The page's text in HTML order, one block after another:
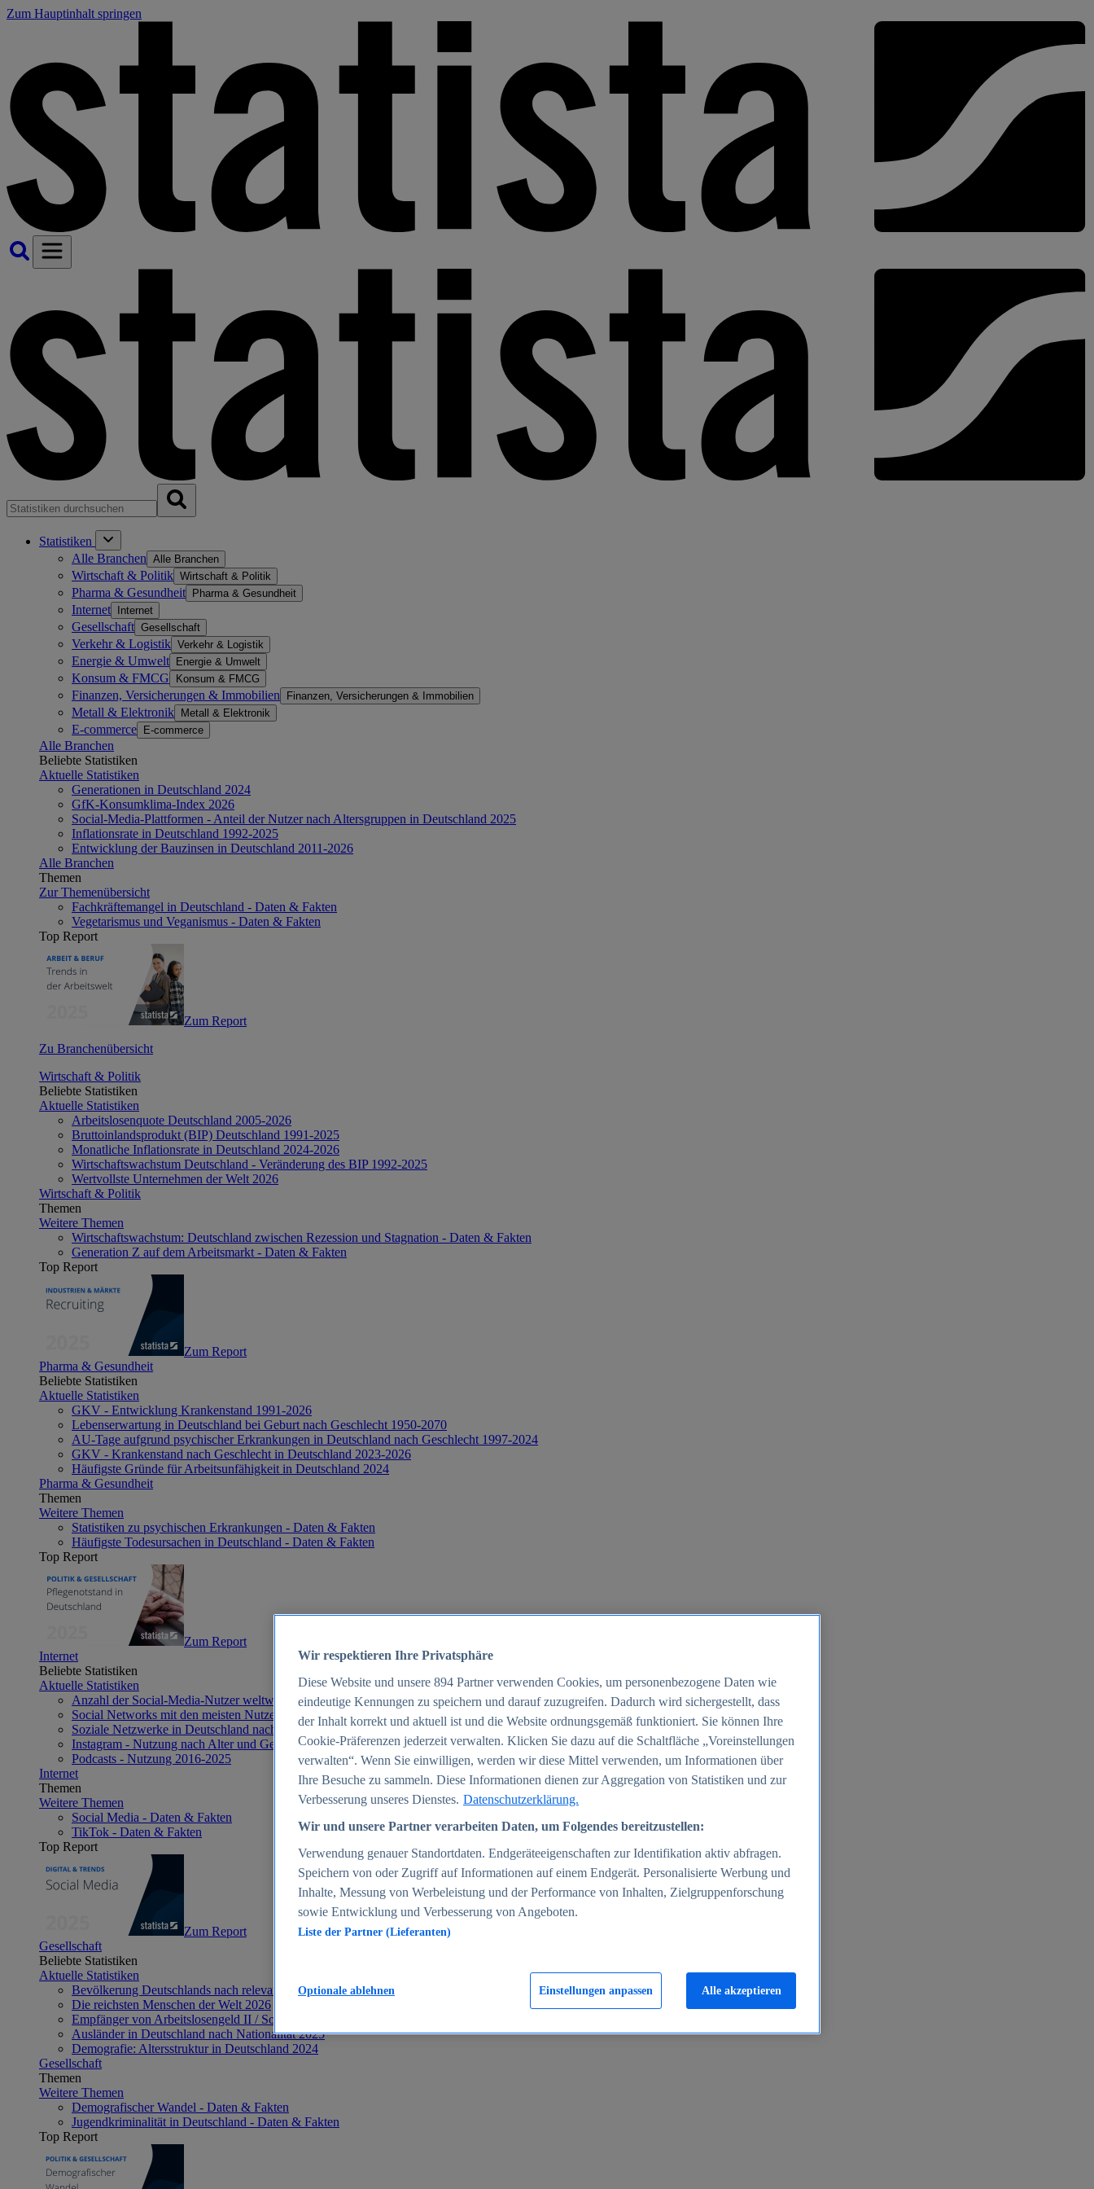
Zum Hauptinhalt springen
Statistiken
Alle Branchen Alle Branchen
Wirtschaft & Politik Wirtschaft & Politik
Pharma & Gesundheit Pharma & Gesundheit
Internet Internet
Gesellschaft Gesellschaft
Verkehr & Logistik Verkehr & Logistik
Energie & Umwelt Energie & Umwelt
Konsum & FMCG Konsum & FMCG
Finanzen, Versicherungen & Immobilien Finanzen, Versicherungen & Immobilien
Metall & Elektronik Metall & Elektronik
E-commerce E-commerce
Alle Branchen
Beliebte Statistiken
Aktuelle Statistiken
Generationen in Deutschland 2024
GfK-Konsumklima-Index 2026
Social-Media-Plattformen - Anteil der Nutzer nach Altersgruppen in Deutschland 2025
Inflationsrate in Deutschland 1992-2025
Entwicklung der Bauzinsen in Deutschland 2011-2026
Alle Branchen
Themen
Zur Themenübersicht
Fachkräftemangel in Deutschland - Daten & Fakten
Vegetarismus und Veganismus - Daten & Fakten
Top Report
Zum Report
Zu Branchenübersicht
Wirtschaft & Politik
Beliebte Statistiken
Aktuelle Statistiken
Arbeitslosenquote Deutschland 2005-2026
Bruttoinlandsprodukt (BIP) Deutschland 1991-2025
Monatliche Inflationsrate in Deutschland 2024-2026
Wirtschaftswachstum Deutschland - Veränderung des BIP 1992-2025
Wertvollste Unternehmen der Welt 2026
Wirtschaft & Politik
Themen
Weitere Themen
Wirtschaftswachstum: Deutschland zwischen Rezession und Stagnation - Daten & Fakten
Generation Z auf dem Arbeitsmarkt - Daten & Fakten
Top Report
Zum Report
Pharma & Gesundheit
Beliebte Statistiken
Aktuelle Statistiken
GKV - Entwicklung Krankenstand 1991-2026
Lebenserwartung in Deutschland bei Geburt nach Geschlecht 1950-2070
AU-Tage aufgrund psychischer Erkrankungen in Deutschland nach Geschlecht 1997-2024
GKV - Krankenstand nach Geschlecht in Deutschland 2023-2026
Häufigste Gründe für Arbeitsunfähigkeit in Deutschland 2024
Pharma & Gesundheit
Themen
Weitere Themen
Statistiken zu psychischen Erkrankungen - Daten & Fakten
Häufigste Todesursachen in Deutschland - Daten & Fakten
Top Report
Zum Report
Internet
Beliebte Statistiken
Aktuelle Statistiken
Anzahl der Social-Media-Nutzer weltweit 2012-2025
Social Networks mit den meisten Nutzern weltweit 2025
Soziale Netzwerke in Deutschland nach Generationen 2025
Instagram - Nutzung nach Alter und Geschlecht in Deutschland 2025
Podcasts - Nutzung 2016-2025
Internet
Themen
Weitere Themen
Social Media - Daten & Fakten
TikTok - Daten & Fakten
Top Report
Zum Report
Gesellschaft
Beliebte Statistiken
Aktuelle Statistiken
Bevölkerung Deutschlands nach relevanten Altersgruppen 2024
Die reichsten Menschen der Welt 2026
Empfänger von Arbeitslosengeld II / Sozialgeld / Bürgergeld in Deutschland 2005-2025
Ausländer in Deutschland nach Nationalität 2025
Demografie: Altersstruktur in Deutschland 2024
Gesellschaft
Themen
Weitere Themen
Demografischer Wandel - Daten & Fakten
Jugendkriminalität in Deutschland - Daten & Fakten
Top Report
Wir respektieren Ihre Privatsphäre
Diese Website und unsere 894 Partner verwenden Cookies, um personenbezogene Daten wie
eindeutige Kennungen zu speichern und darauf zuzugreifen. Dadurch wird sichergestellt, dass
der Inhalt korrekt und aktuell ist und die Website ordnungsgemäß funktioniert. Sie können Ihre
Cookie-Präferenzen jederzeit verwalten. Klicken Sie dazu auf die Schaltfläche „Voreinstellungen
verwalten“. Wenn Sie einwilligen, werden wir diese Mittel verwenden, um Informationen über
Ihre Besuche zu sammeln. Diese Informationen dienen zur Aggregation von Statistiken und zur
Verbesserung unseres Dienstes. Datenschutzerklärung.
Wir und unsere Partner verarbeiten Daten, um Folgendes bereitzustellen:
Verwendung genauer Standortdaten. Endgeräteeigenschaften zur Identifikation aktiv abfragen.
Speichern von oder Zugriff auf Informationen auf einem Endgerät. Personalisierte Werbung und
Inhalte, Messung von Werbeleistung und der Performance von Inhalten, Zielgruppenforschung
sowie Entwicklung und Verbesserung von Angeboten.
Liste der Partner (Lieferanten)
Einstellungen anpassen
Optionale ablehnen Alle akzeptieren